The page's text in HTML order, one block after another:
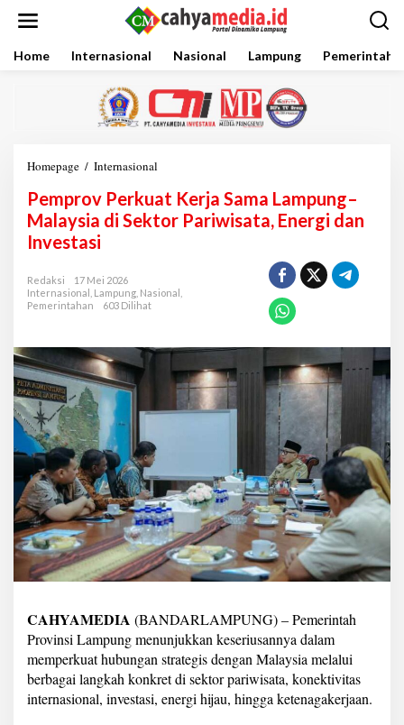
Home Internasional Nasional Lampung
Homepage / Internasional
m
p
r
e
u
e
S
m
a
L
a
m
n
g
M
a
Pemprov Perkuat Kerja Sama Lampung–
Malaysia di Sektor Pariwisata, Energi dan
Investasi
Redaksi
17 Mei 2026
Internasional
Lampung Nasional
Pemerintahan
603 Dilihat
CAHYAMEDIA (BANDARLAMPUNG) – Pemerintah
Provinsi Lampung menunjukkan keseriusannya dalam
memperkuat hubungan strategis dengan Malaysia melalui
berbagai langkah konkret di sektor pariwisata, konektivitas
internasional, investasi, energi hijau, hingga ketenagakerjaan.